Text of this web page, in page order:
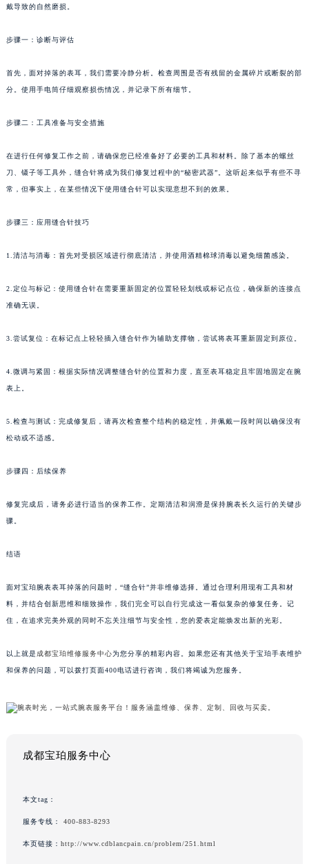
戴导致的自然磨损。
步骤一：诊断与评估
首先，面对掉落的表耳，我们需要冷静分析。检查周围是否有残留的金属碎片或断裂的部
分。使用手电筒仔细观察损伤情况，并记录下所有细节。
步骤二：工具准备与安全措施
在进行任何修复工作之前，请确保您已经准备好了必要的工具和材料。除了基本的螺丝
刀、镊子等工具外，缝合针将成为我们修复过程中的“秘密武器”。这听起来似乎有些不寻
常，但事实上，在某些情况下使用缝合针可以实现意想不到的效果。
步骤三：应用缝合针技巧
1.清洁与消毒：首先对受损区域进行彻底清洁，并使用酒精棉球消毒以避免细菌感染。
2.定位与标记：使用缝合针在需要重新固定的位置轻轻划线或标记点位，确保新的连接点
准确无误。
3.尝试复位：在标记点上轻轻插入缝合针作为辅助支撑物，尝试将表耳重新固定到原位。
4.微调与紧固：根据实际情况调整缝合针的位置和力度，直至表耳稳定且牢固地固定在腕
表上。
5.检查与测试：完成修复后，请再次检查整个结构的稳定性，并佩戴一段时间以确保没有
松动或不适感。
步骤四：后续保养
修复完成后，请务必进行适当的保养工作。定期清洁和润滑是保持腕表长久运行的关键步
骤。
结语
面对宝珀腕表表耳掉落的问题时，“缝合针”并非维修选择。通过合理利用现有工具和材
料，并结合创新思维和细致操作，我们完全可以自行完成这一看似复杂的修复任务。记
住，在追求完美外观的同时不忘关注细节与安全性，您的爱表定能焕发出新的光彩。
以上就是 成都宝珀维修服务中心为您分享的精彩内容。如果您还有其他关于宝珀手表维护
和保养的问题，可以拨打页面400电话进行咨询，我们将竭诚为您服务。
成都宝珀服务中心
本文tag：
服务专线： 400-883-8293
本页链接： http://www.cdblancpain.cn/problem/251.html